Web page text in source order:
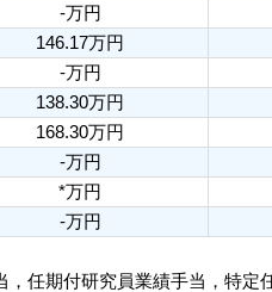
-万円
146.17万円
-万円
138.30万円
168.30万円
-万円
*万円
-万円
，任期付研究員業績手当，特定